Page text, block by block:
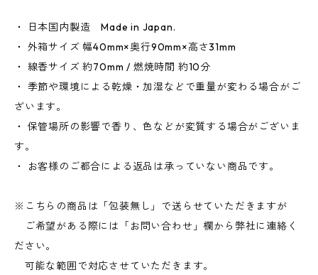
・ 日本国内製造 Made in Japan.
・ 外箱サイズ 幅40mm×奥行90mm×高さ31mm
・ 線香サイズ 約70mm / 燃焼時間 約10分
・ 季節や環境による乾燥・加湿などで重量が変わる場合がご
ざいます。
・ 保管場所の影響で香り、色などが変質する場合がございま
す。
・ お客様のご都合による返品は承っていない商品です。
※こちらの商品は「包装無し」で送らせていただきますが
ご希望がある際には「お問い合わせ」欄から弊社に連絡く
ださい。
可能な範囲で対応させていただきます。